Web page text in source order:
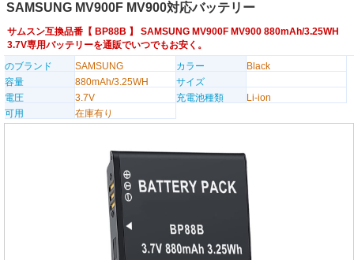
SAMSUNG MV900F MV900対応バッテリー
サムスン互換品番【 BP88B 】 SAMSUNG MV900F MV900 880mAh/3.25WH
3.7V専用バッテリーを通販でいつでもお安く。
のブランド
SAMSUNG カラー
Black
容量
880mAh/3.25WH
サイズ
電圧
3.7V 充電池種類
Li-ion
可用
在庫有り